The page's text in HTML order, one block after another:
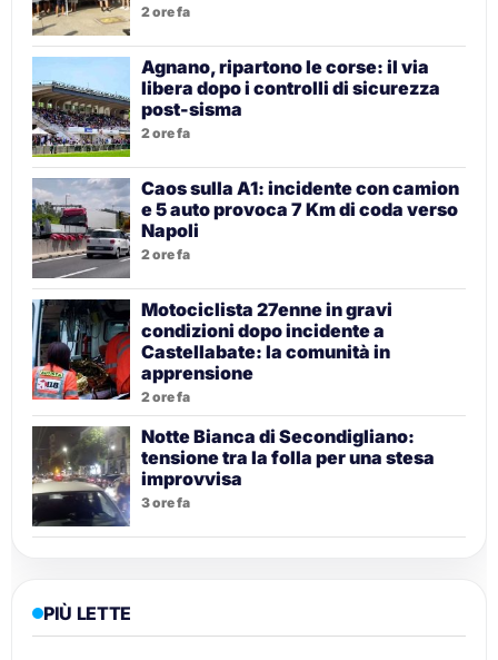
2 ore fa
Agnano, ripartono le corse: il via
libera dopo i controlli di sicurezza
post-sisma
2 ore fa
Caos sulla A1: incidente con camion
e 5 auto provoca 7 Km di coda verso
Napoli
2 ore fa
Motociclista 27enne in gravi
condizioni dopo incidente a
Castellabate: la comunità in
apprensione
2 ore fa
Notte Bianca di Secondigliano:
tensione tra la folla per una stesa
improvvisa
3 ore fa
PIÙ LETTE